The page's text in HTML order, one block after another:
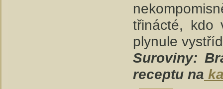
třinácté, kdo
plynule
Suroviny:
receptu na